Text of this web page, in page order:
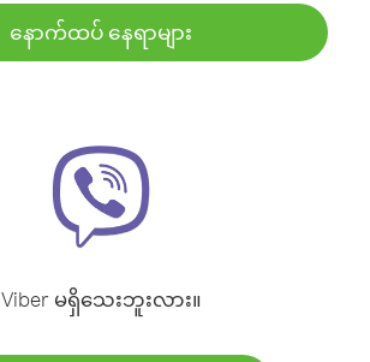
နောက်ထပ် နေရာများ
Viber မရှိသေးဘူးလား။